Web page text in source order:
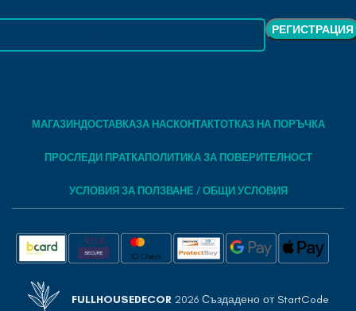
МАГАЗИНДОСТАВКАЗА НАСКОНТАКТОТКАЗ НА ПОРЪЧКА
ПРОСЛЕДИ ПРАТКАПОЛИТИКА ЗА ПОВЕРИТЕЛНОСТ
УСЛОВИЯ ЗА ПОЛЗВАНЕ / ОБЩИ УСЛОВИЯ
FULLHOUSEDECOR 2026 Създадено от StartCode